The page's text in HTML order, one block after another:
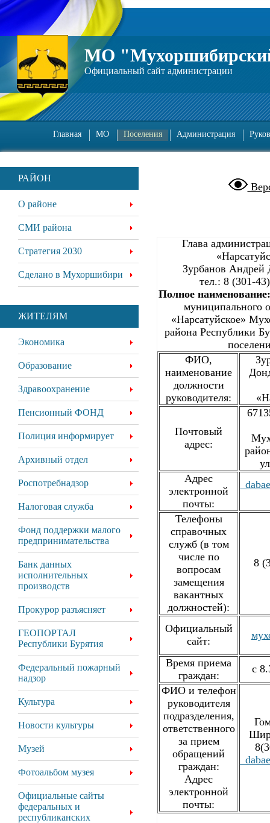
МО
Официальный сайт администрации
Главная МО Поселения Администрация
РАЙОН
О районе
СМИ района
Стратегия 2030
Сделано в Мухоршибири
ЖИТЕЛЯМ
Экономика
Образование
Здравоохранение
Пенсионный ФОНД
Полиция информирует
Архивный отдел
Роспотребнадзор
Налоговая служба
Фонд поддержки малого
предпринимательства
Банк данных
исполнительных
производств
Прокурор разъясняет
ГЕОПОРТАЛ
Республики Бурятия
Федеральный пожарный
надзор
Культура
Новости культуры
Музей
Фотоальбом музея
Официальные сайты
федеральных и
республиканских
Глава
Зурбанов Андрей
тел.: 8 (301-
Полное наименование:
муниципального
«Нарсатуйское»
района Республики
ФИО,
наименование
должности
руководителя:
Почтовый
адрес:
Адрес
электронной
почты:
Телефоны
справочных
служб (в том
числе по
вопросам
замещения
вакантных
должностей):
8
Официальный
сайт:
Время приема
граждан:
с
ФИО и телефон
руководителя
подразделения,
ответственного
за прием
обращений
граждан:
Адрес
электронной
почты: